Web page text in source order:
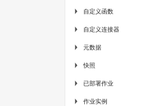
▶ 自定义函数
▶ 自定义连接器
▶ 元数据
▶ 快照
▶ 已部署作业
▶ 作业实例